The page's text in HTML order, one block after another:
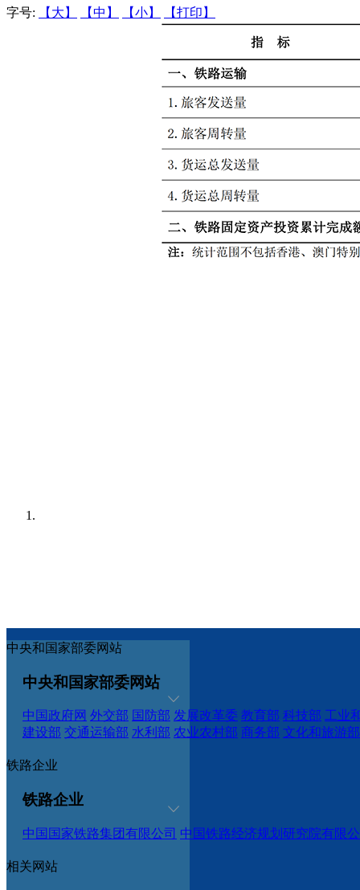
字号: 【大】 【中】 【小】 【打印】
中央和国家部委网站
中央和国家部委网站
中国政府网 外交部 国防部 发展改革委 教育部 科技部 工业
建设部 交通运输部 水利部 农业农村部 商务部 文化和旅游部
铁路企业
铁路企业
中国国家铁路集团有限公司 中国铁路经济规划研究院有限
相关网站